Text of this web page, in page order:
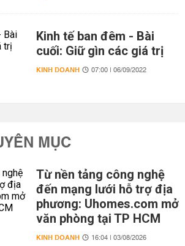
Kinh tế ban đêm - Bài
cuối: Giữ gìn các giá trị
KINH DOANH 07:00 | 06/09/2022
MỤC
Từ nền tảng công nghệ
đến mạng lưới hỗ trợ địa
phương: Uhomes.com mở
văn phòng tại TP HCM
KINH DOANH 16:04 | 03/08/2026